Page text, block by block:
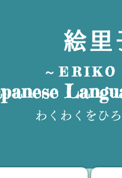
絵里
～ERIKO
わくわくをひ